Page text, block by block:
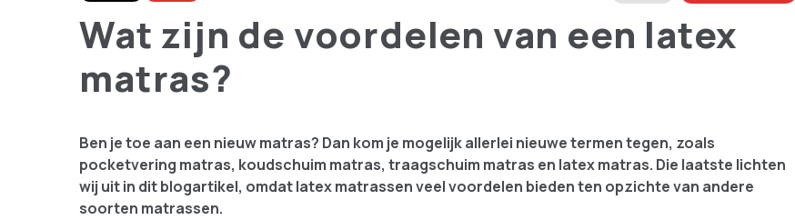
Wat zijn de voordelen van een latex
matras?
Ben je toe aan een nieuw matras? Dan kom je mogelijk allerlei nieuwe termen tegen, zoals
pocketvering matras, koudschuim matras, traagschuim matras en latex matras. Die laatste lichten
wij uit in dit blogartikel, omdat latex matrassen veel voordelen bieden ten opzichte van andere
soorten matrassen.